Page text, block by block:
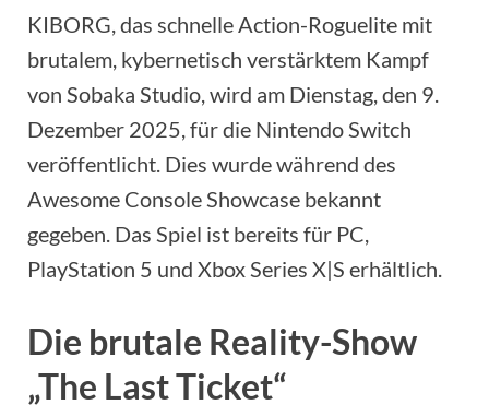
KIBORG, das schnelle Action-Roguelite mit
brutalem, kybernetisch verstärktem Kampf
von Sobaka Studio, wird am Dienstag, den 9.
Dezember 2025, für die Nintendo Switch
veröffentlicht. Dies wurde während des
Awesome Console Showcase bekannt
gegeben. Das Spiel ist bereits für PC,
PlayStation 5 und Xbox Series X|S erhältlich.
Die brutale Reality-Show
„The Last Ticket“